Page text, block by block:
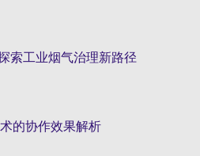
索工业烟气治理新路径
的协作效果解析